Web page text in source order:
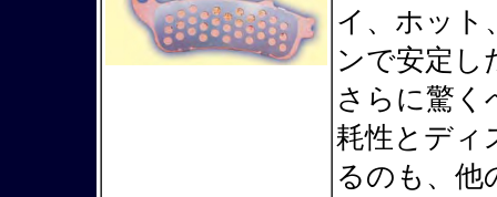
イ、ホット
ンで安定し
さらに驚く
耗性とディ
るのも、他